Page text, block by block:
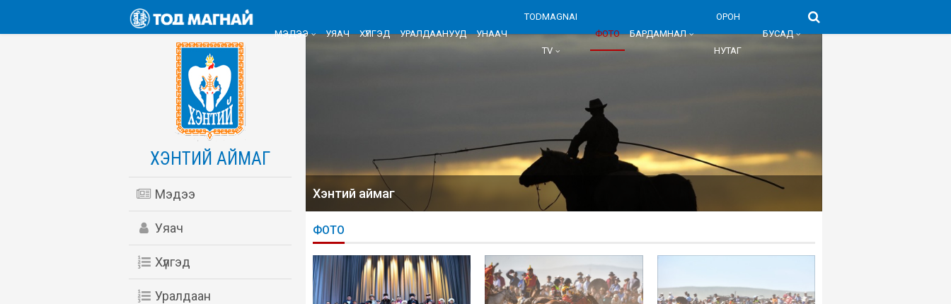
МЭДЭЭ УЯАЧ ХҮЛГЭД УРАЛДААНУУД УНААЧ
TODMAGNAI
TV
ФОТО БАРДАМНАЛ
ОРОН
НУТАГ
БУСАД
ХЭНТИЙ АЙМАГ
Мэдээ
Уяач
Хүлгэд
Уралдаан
Хэнтий аймаг
ФОТО